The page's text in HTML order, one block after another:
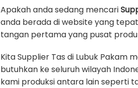
Apakah anda sedang mencari
anda berada di website yang
tangan pertama yang pusat
Kita Supplier Tas di Lubuk Pakam
butuhkan ke seluruh wilayah
kami produksi antara lain seperti